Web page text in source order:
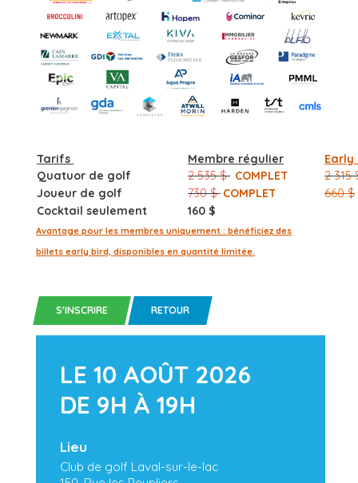
Tarifs Membre régulier
Early
Quatuor de golf
2 535 $ COMPLET
2 315
Joueur de golf
730 $ COMPLET
660 $
Cocktail seulement
160 $
Avantage pour les membres uniquement : bénéficiez des
billets early bird, disponibles en quantité limitée.
S'INSCRIRE RETOUR
LE 10 AOÛT 2026
DE 9H À 19H
Lieu
Club de golf Laval-sur-le-lac